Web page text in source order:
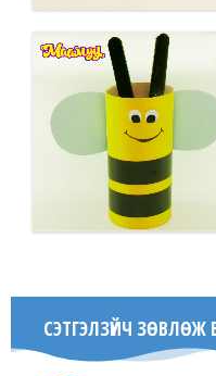
СЭТГЭЛЗҮЙЧ ЗӨВЛӨЖ